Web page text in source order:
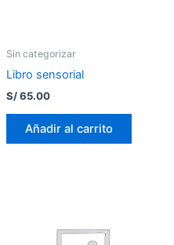
Sin categorizar
Libro sensorial
S/65.00
Añadir al carrito